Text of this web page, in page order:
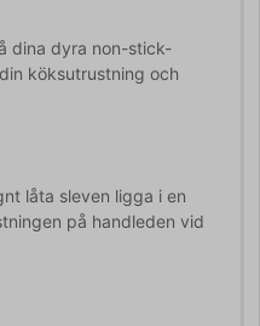
dina dyra non-stick-
köks­utrustning och
låta sleven ligga i en
på handleden vid